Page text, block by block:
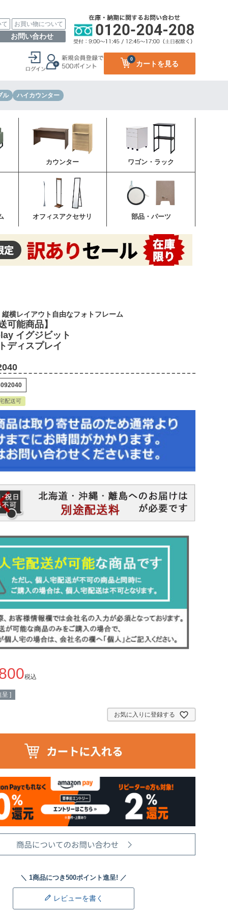
て お買い物について
お問い合わせ
カートを見る
0
ル ハイカウンター
カウンター ワゴン・ラック
オフィスアクセサリ 部品・パーツ
横レイアウト自由なフォトフレーム
可能商品】
イグジビット
ディスプレイ
配送可
税込
呈 ]
お気に入りに登録する
レビューを書く